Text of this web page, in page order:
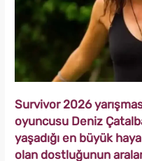
Survivor 2026
oyuncusu Deniz
yaşadığı en büyük
olan dostluğunun